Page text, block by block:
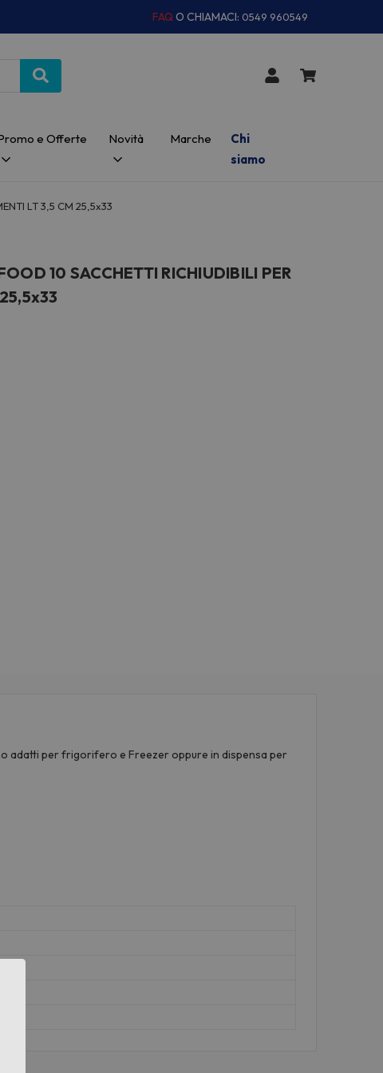
FAQ O CHIAMACI: 0549 960549
e Offerte Novità Marche
Chi
siamo
LT 3,5 CM 25,5x33
10 SACCHETTI RICHIUDIBILI PER
adatti per frigorifero e Freezer oppure in dispensa per